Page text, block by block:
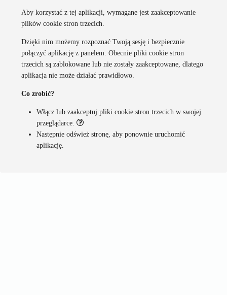
Aby korzystać z tej aplikacji, wymagane jest zaakceptowanie
plików cookie stron trzecich.
Dzięki nim możemy rozpoznać Twoją sesję i bezpiecznie
połączyć aplikację z panelem. Obecnie pliki cookie stron
trzecich są zablokowane lub nie zostały zaakceptowane, dlatego
aplikacja nie może działać prawidłowo.
Co zrobić?
Włącz lub zaakceptuj pliki cookie stron trzecich w swojej
przeglądarce.
Następnie odśwież stronę, aby ponownie uruchomić
aplikację.